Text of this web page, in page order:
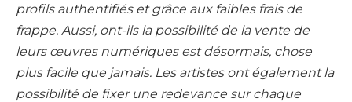
profils authentifiés et grâce aux faibles frais de
frappe. Aussi, ont-ils la possibilité de la vente de
leurs œuvres numériques est désormais, chose
plus facile que jamais. Les artistes ont également la
possibilité de fixer une redevance sur chaque